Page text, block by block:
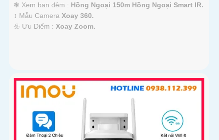
❃ Xem ban đêm : Hồng Ngoại 150m Hồng Ngoại Smart IR.
↕️ Mẫu Camera Xoay 360.
️☣️ Ưu Điểm : Xoay Zoom.